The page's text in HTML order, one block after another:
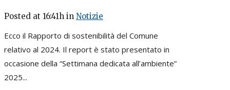
Posted at 16:41h in Notizie
Ecco il Rapporto di sostenibilità del Comune
relativo al 2024. Il report è stato presentato in
occasione della “Settimana dedicata all’ambiente”
2025...